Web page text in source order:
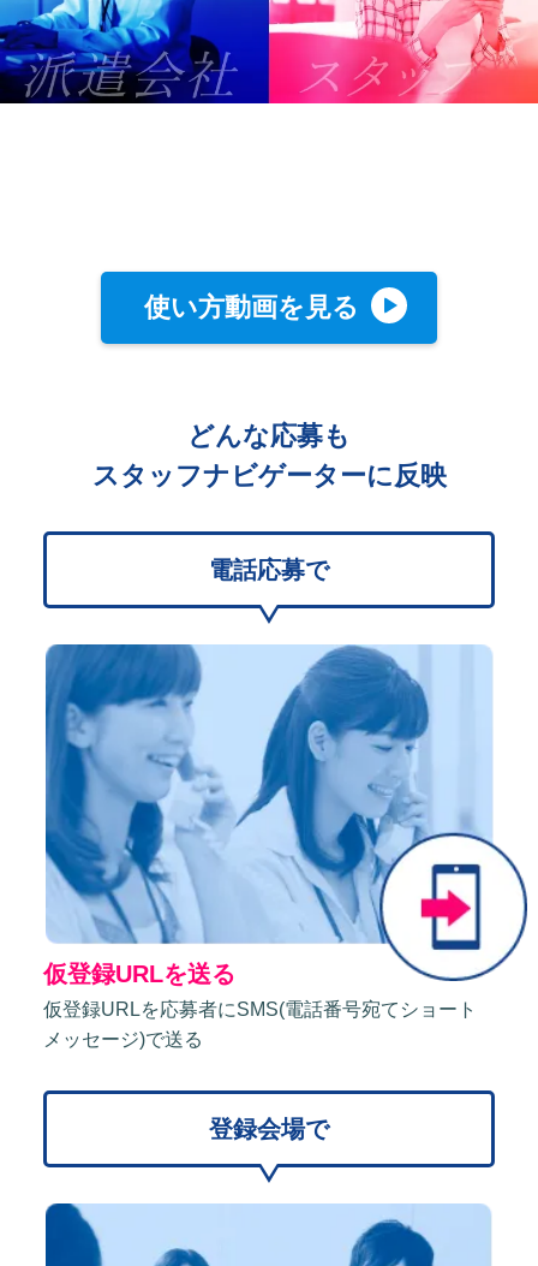
使い方動画を見る
どんな応募も
スタッフナビゲーターに反映
電話応募で
仮登録URLを送る
仮登録URLを応募者にSMS(電話番号宛てショート
メッセージ)で送る
登録会場で